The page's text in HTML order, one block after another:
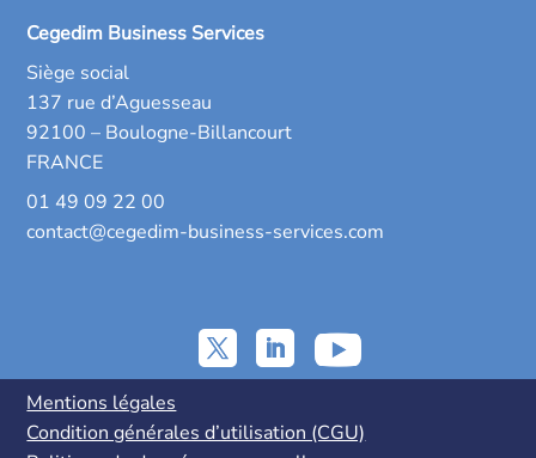
Cegedim Business Services
Siège social
137 rue d’Aguesseau
92100 – Boulogne-Billancourt
FRANCE
01 49 09 22 00
contact@cegedim-business-services.com
Mentions légales
Condition générales d’utilisation (CGU)